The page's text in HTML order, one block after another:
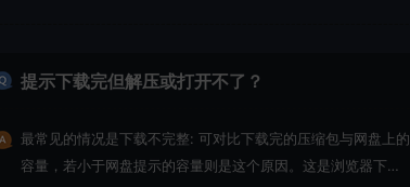
提示下载完但解压或打开不了？
最常见的情况是下载不完整: 可对比下载完的压缩包与网盘上的
容量，若小于网盘提示的容量则是这个原因。这是浏览器下载